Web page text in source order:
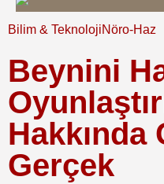
Bilim & TeknolojiNöro-Haz
Beynini
Hakkında
Gerçek